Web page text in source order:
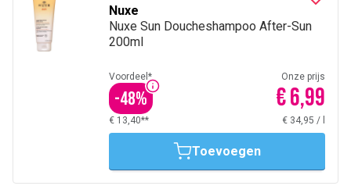
Nuxe
Nuxe Sun Doucheshampoo After-Sun
200ml
Voordeel*
-48%
Onze prijs
€ 6,99
€ 13,40** € 34,95 /
Toevoegen